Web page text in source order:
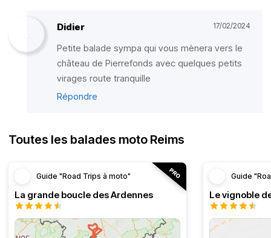
Didier 17/02/2024
Petite balade sympa qui vous mènera vers le
château de Pierrefonds avec quelques petits
virages route tranquille
Répondre
Toutes les balades moto Reims
Guide "Road Trips à moto"
La grande boucle des Ardennes
Guide
Le vignoble